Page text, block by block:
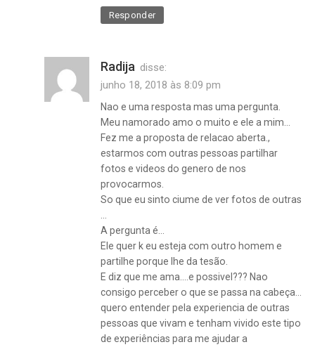
Responder
Radija disse:
junho 18, 2018 às 8:09 pm
Nao e uma resposta mas uma pergunta.
Meu namorado amo o muito e ele a mim…
Fez me a proposta de relacao aberta.,
estarmos com outras pessoas partilhar
fotos e videos do genero de nos
provocarmos.
So que eu sinto ciume de ver fotos de outras
A pergunta é…
Ele quer k eu esteja com outro homem e
partilhe porque lhe da tesão.
E diz que me ama….e possivel??? Nao
consigo perceber o que se passa na cabeça…
quero entender pela experiencia de outras
pessoas que vivam e tenham vivido este tipo
de experiências para me ajudar a